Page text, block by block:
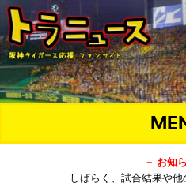
－ お知
しばらく、試合結果や